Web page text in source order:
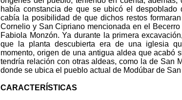
había constancia de que se ubicó el
cabía la posibilidad de que dichos restos
Cornelio y San Cipriano mencionada en el
Fabiola Monzón. Ya durante la primera
que la planta descubierta era de una iglesia
momento, origen de una antigua aldea que acabó
tendría relación con otras aldeas, como la de San
donde se ubica el pueblo actual de Modúbar de
CARACTERÍSTICAS